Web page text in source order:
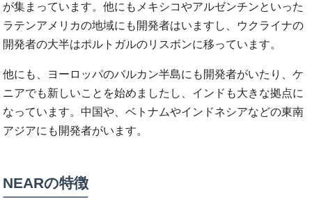
が集まっています。他にもメキシコやアルゼンチンといった
ラテンアメリカの地域にも開発者はいますし、ウクライナの
開発者の大半はポルトガルのリスボンに移っています。
他にも、ヨーロッパのバルカン半島にも開発者がいたり、ケ
ニアでも新しいことを始めましたし、インドも大きな拠点に
なっています。中国や、ベトナムやインドネシアなどの東南
アジアにも開発者がいます。
NEARの特徴